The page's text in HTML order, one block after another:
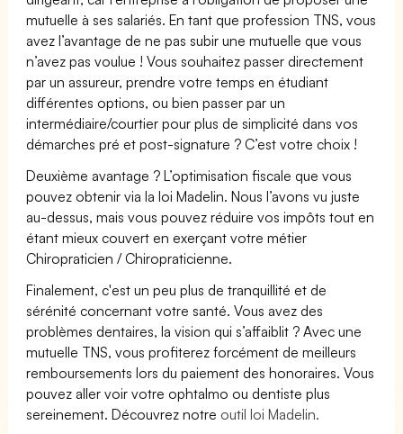
mutuelle à ses salariés. En tant que profession TNS, vous
avez l’avantage de ne pas subir une mutuelle que vous
n’avez pas voulue ! Vous souhaitez passer directement
par un assureur, prendre votre temps en étudiant
différentes options, ou bien passer par un
intermédiaire/courtier pour plus de simplicité dans vos
démarches pré et post-signature ? C’est votre choix !
Deuxième avantage ? L’optimisation fiscale que vous
pouvez obtenir via la loi Madelin. Nous l’avons vu juste
au-dessus, mais vous pouvez réduire vos impôts tout en
étant mieux couvert en exerçant votre métier
Chiropraticien / Chiropraticienne.
Finalement, c'est un peu plus de tranquillité et de
sérénité concernant votre santé. Vous avez des
problèmes dentaires, la vision qui s’affaiblit ? Avec une
mutuelle TNS, vous profiterez forcément de meilleurs
remboursements lors du paiement des honoraires. Vous
pouvez aller voir votre ophtalmo ou dentiste plus
sereinement. Découvrez notre outil loi Madelin.